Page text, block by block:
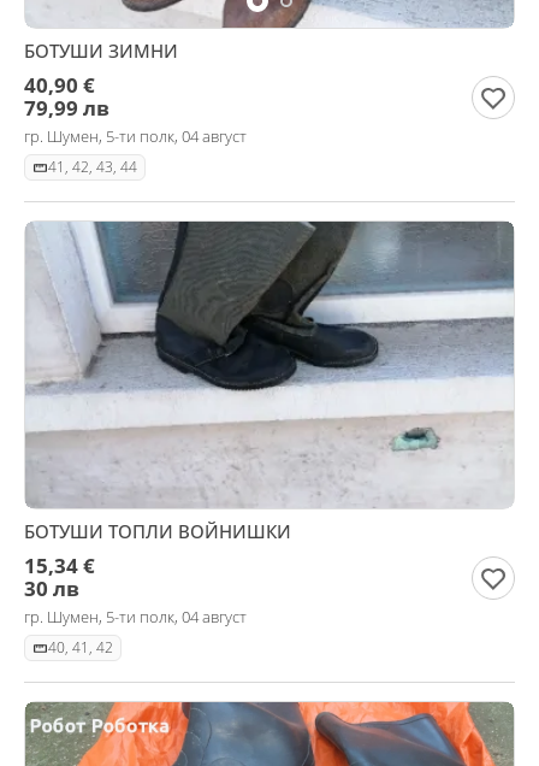
БОТУШИ ЗИМНИ
40,90 €
79,99 лв
гр. Шумен, 5-ти полк, 04 август
41, 42, 43, 44
БОТУШИ ТОПЛИ ВОЙНИШКИ
15,34 €
30 лв
гр. Шумен, 5-ти полк, 04 август
40, 41, 42